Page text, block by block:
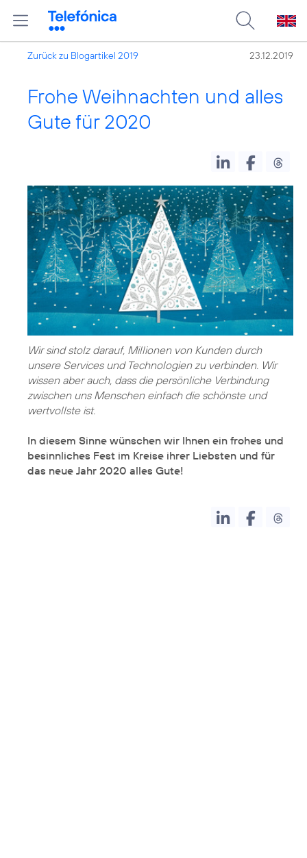
Zurück zu Blogartikel 2019 23.12.2019
Frohe Weihnachten und alles
Gute für 2020
Wir sind stolz darauf, Millionen von Kunden durch
unsere Services und Technologien zu verbinden. Wir
wissen aber auch, dass die persönliche Verbindung
zwischen uns Menschen einfach die schönste und
wertvollste ist.
In diesem Sinne wünschen wir Ihnen ein frohes und
besinnliches Fest im Kreise ihrer Liebsten und für
das neue Jahr 2020 alles Gute!